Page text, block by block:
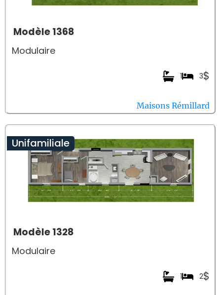
Modèle 1368
Modulaire
$
3
1
Maisons Rémillard
Unifamiliale
Modèle 1328
Modulaire
$
2
1